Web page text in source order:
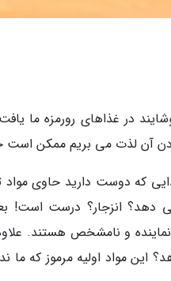
در غذاهای رورمزه
آن لذت می بریم ممکن است
که دوست دارید حاوی
انزجار؟ درست است!
و نامشخص هستند.
مواد اولیه مرموز که ما